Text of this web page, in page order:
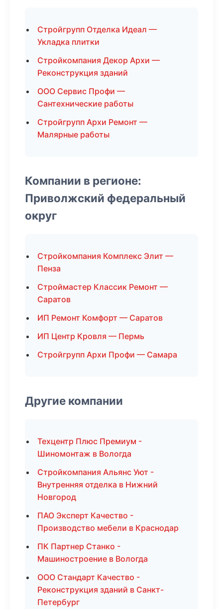
Стройгрупп Отделка Идеал —
Укладка плитки
Стройкомпания Декор Архи —
Реконструкция зданий
ООО Сервис Профи —
Сантехнические работы
Стройгрупп Архи Ремонт —
Малярные работы
Компании в регионе:
Приволжский федеральный
округ
Стройкомпания Комплекс Элит —
Пенза
Строймастер Классик Ремонт —
Саратов
ИП Ремонт Комфорт — Саратов
ИП Центр Кровля — Пермь
Стройгрупп Архи Профи — Самара
Другие компании
Техцентр Плюс Премиум -
Шиномонтаж в Вологда
Стройкомпания Альянс Уют -
Внутренняя отделка в Нижний
Новгород
ПАО Эксперт Качество -
Производство мебели в Краснодар
ПК Партнер Станко -
Машиностроение в Вологда
ООО Стандарт Качество -
Реконструкция зданий в Санкт-
Петербург